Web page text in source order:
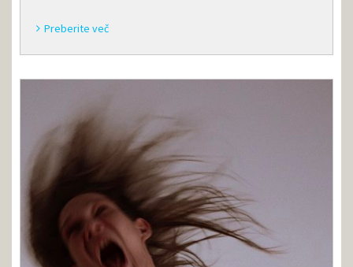
Preberite več